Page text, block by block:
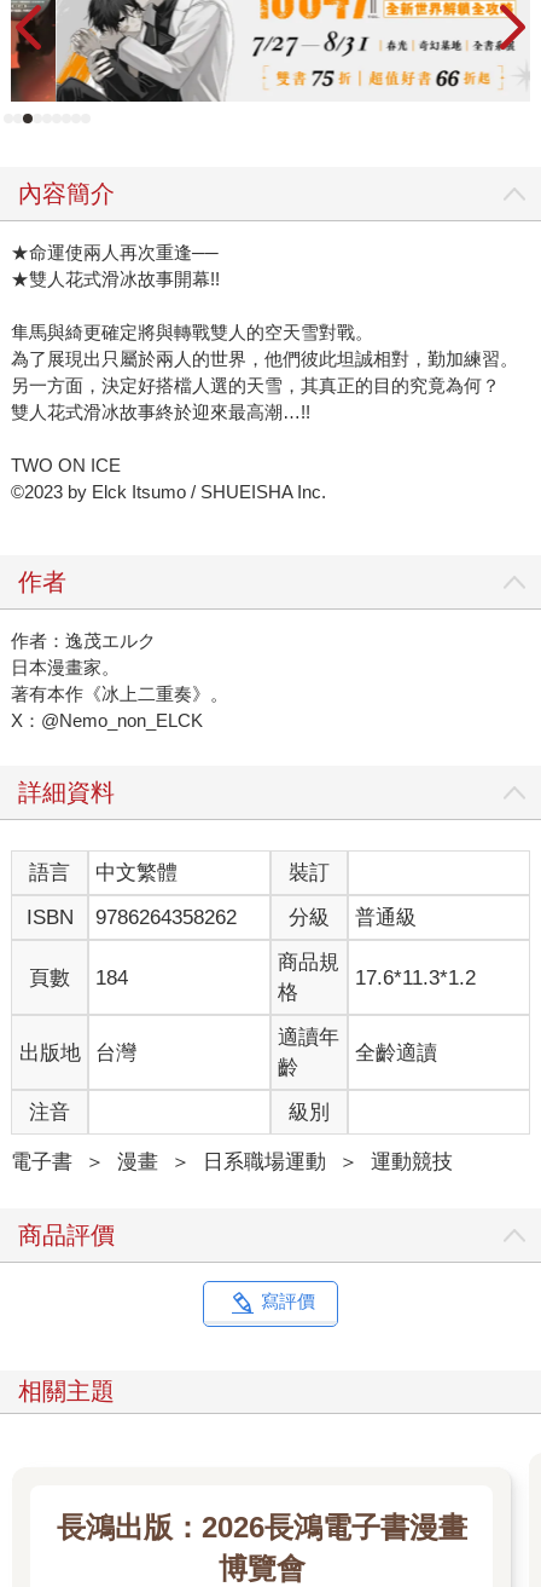
內容簡介
★命運使兩人再次重逢──
★雙人花式滑冰故事開幕!!
隼馬與綺更確定將與轉戰雙人的空天雪對戰。
為了展現出只屬於兩人的世界，他們彼此坦誠相對，勤加練習。
另一方面，決定好搭檔人選的天雪，其真正的目的究竟為何？
雙人花式滑冰故事終於迎來最高潮…!!
TWO ON ICE
©2023 by Elck Itsumo / SHUEISHA Inc.
作者
作者：逸茂エルク
日本漫畫家。
著有本作《冰上二重奏》。
X：@Nemo_non_ELCK
詳細資料
語言 中文繁體
裝訂
ISBN
9786264358262 分級 普通級
頁數 184
商品規
格
17.6*11.3*1.2
出版地 台灣
適讀年
齡
全齡適讀
注音 級別
電子書 ＞ 漫畫 ＞ 日系職場運動 ＞ 運動競技
商品評價
寫評價
相關主題
長鴻出版：2026長鴻電子書漫畫
博覽會